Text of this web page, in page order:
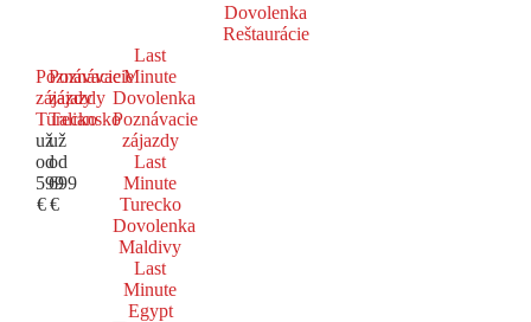
Dovolenka
Reštaurácie
Poznávacie
zájazdy
Turecko
už
od
599
€
Poznávacie
zájazdy
Taliansko
už
od
699
€
Last
Minute
Dovolenka
Poznávacie
zájazdy
Last
Minute
Turecko
Dovolenka
Maldivy
Last
Minute
Egypt